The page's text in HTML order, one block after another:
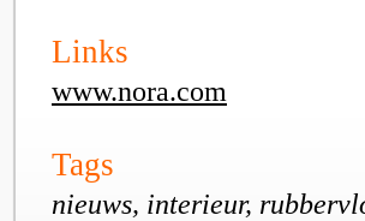
Links
www.nora.com
Tags
nieuws, interieur,